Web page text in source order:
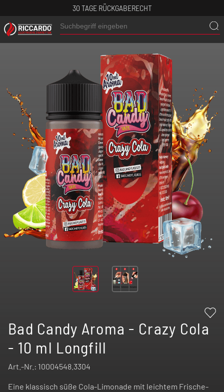
30 TAGE RÜCKGABERECHT
Bad Candy Aroma - Crazy Cola
- 10 ml Longfill
Art.-Nr.: 10004548.3304
Eine klassisch süße Cola-Limonade mit leichtem Frische-